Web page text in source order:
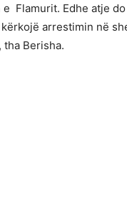
Flamurit. Edhe atje
arrestimin në
tha Berisha.